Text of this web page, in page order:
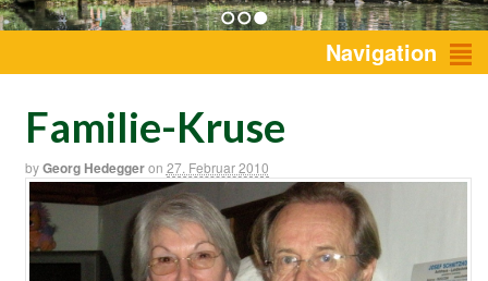
1 2 3 Navigation
Familie-Kruse
byGeorg Hedeggeron 27. Februar 2010